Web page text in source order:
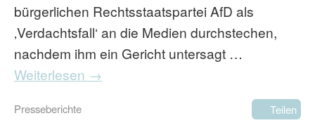
bürgerlichen Rechtsstaatspartei AfD als
‚Verdachtsfall‘ an die Medien durchstechen,
nachdem ihm ein Gericht untersagt …
Weiterlesen →
Presseberichte Teilen